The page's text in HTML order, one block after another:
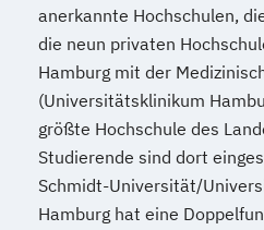
anerkannte Hochschulen,
die neun privaten
Hamburg mit der
(Universitätsklinikum
größte Hochschule des
Studierende sind dort
Schmidt-Universität/
Hamburg hat eine